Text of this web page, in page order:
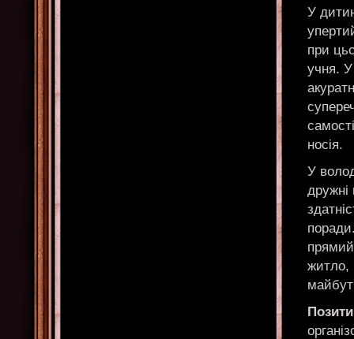
У
при
учня. У
носія.
У
дружні
житло,